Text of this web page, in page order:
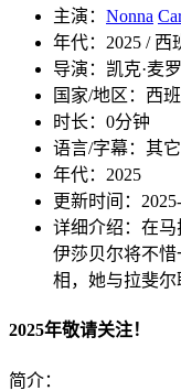
主演： Nonna
年代： 2025 / 西
导演： 凯克·麦罗
国家/地区： 西
时长： 0分钟
语言/字幕： 其它
年代： 2025
更新时间：
详细介绍： 在马
伊莎贝尔将不
相，她与拉斐
2025年敬请关注！
简介：